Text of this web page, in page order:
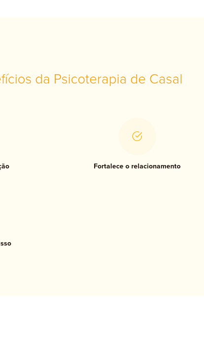
da Psicoterapia de Casal
Fortalece o relacionamento